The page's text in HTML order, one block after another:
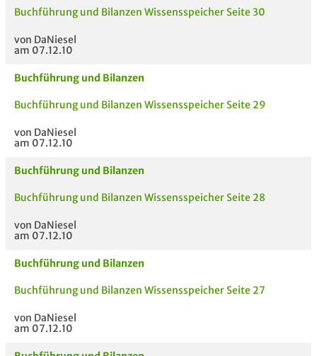
Buchführung und Bilanzen Wissensspeicher Seite 30
von DaNiesel
am 07.12.10
Buchführung und Bilanzen
Buchführung und Bilanzen Wissensspeicher Seite 29
von DaNiesel
am 07.12.10
Buchführung und Bilanzen
Buchführung und Bilanzen Wissensspeicher Seite 28
von DaNiesel
am 07.12.10
Buchführung und Bilanzen
Buchführung und Bilanzen Wissensspeicher Seite 27
von DaNiesel
am 07.12.10